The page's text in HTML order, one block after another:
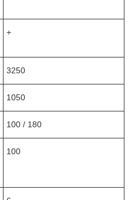
+
3250
1050
100 / 180
100